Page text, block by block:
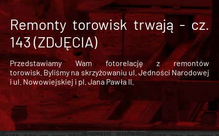
Remonty torowisk trwają - cz.
143 (ZDJĘCIA)
Przedstawiamy Wam fotorelację z remontów
torowisk. Byliśmy na skrzyżowaniu ul. Jedności Narodowej
i ul. Nowowiejskiej i pl. Jana Pawła II.